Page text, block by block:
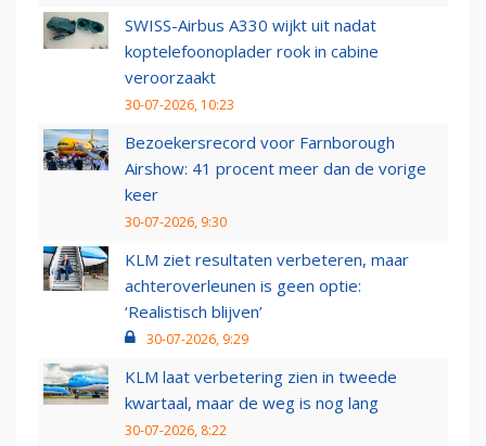
SWISS-Airbus A330 wijkt uit nadat
koptelefoonoplader rook in cabine
veroorzaakt
30-07-2026, 10:23
Bezoekersrecord voor Farnborough
Airshow: 41 procent meer dan de vorige
keer
30-07-2026, 9:30
KLM ziet resultaten verbeteren, maar
achteroverleunen is geen optie:
‘Realistisch blijven’
30-07-2026, 9:29
KLM laat verbetering zien in tweede
kwartaal, maar de weg is nog lang
30-07-2026, 8:22